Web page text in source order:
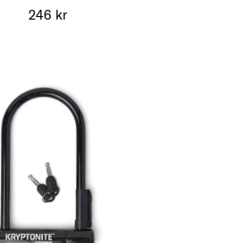
246 kr